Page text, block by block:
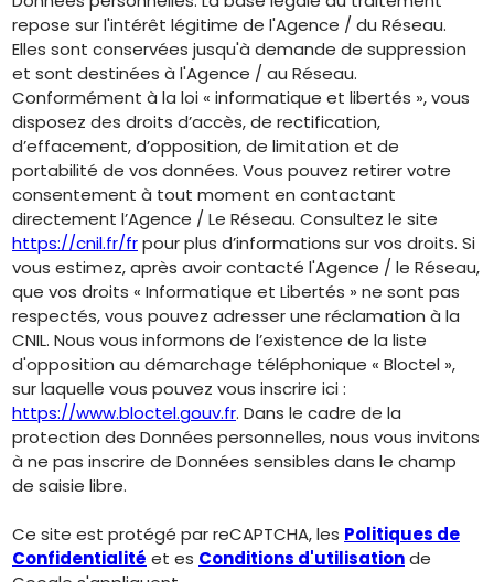
repose sur l'intérêt légitime de l'Agence / du Réseau.
Elles sont conservées jusqu'à demande de suppression
et sont destinées à l'Agence / au Réseau.
Conformément à la loi « informatique et libertés », vous
disposez des droits d’accès, de rectification,
d’effacement, d’opposition, de limitation et de
portabilité de vos données. Vous pouvez retirer votre
consentement à tout moment en contactant
directement l’Agence / Le Réseau. Consultez le site
https://cnil.fr/frpour plus d’informations sur vos droits. Si
vous estimez, après avoir contacté l'Agence / le Réseau,
que vos droits « Informatique et Libertés » ne sont pas
respectés, vous pouvez adresser une réclamation à la
CNIL. Nous vous informons de l’existence de la liste
d'opposition au démarchage téléphonique « Bloctel »,
sur laquelle vous pouvez vous inscrire ici :
https://www.bloctel.gouv.fr. Dans le cadre de la
protection des Données personnelles, nous vous invitons
à ne pas inscrire de Données sensibles dans le champ
de saisie libre.
Ce site est protégé par reCAPTCHA, les Politiques de
Confidentialité et es Conditions d'utilisationde